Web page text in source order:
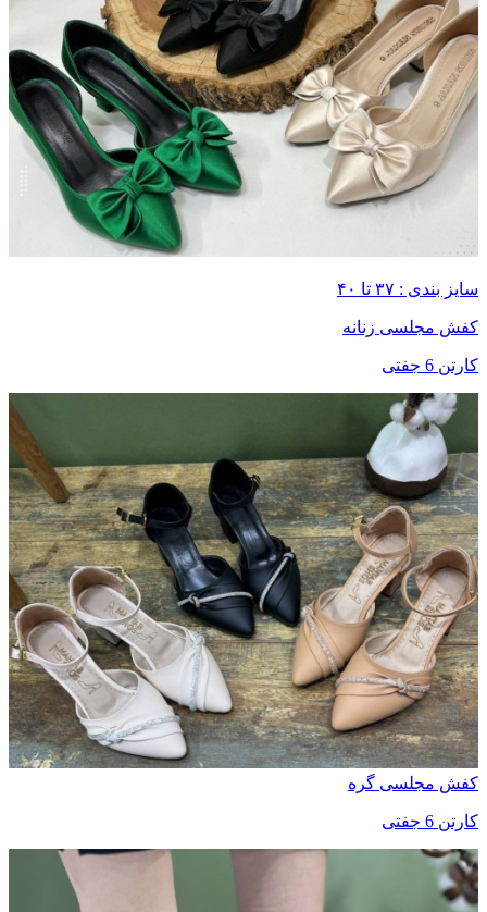
سایز بندی : ۳۷ تا ۴۰
کفش مجلسی زنانه
کارتن 6 جفتی
کفش مجلسی گره
کارتن 6 جفتی